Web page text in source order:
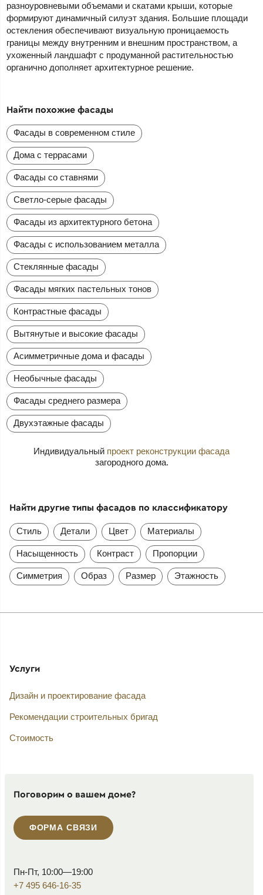
разноуровневыми объемами и скатами крыши, которые
формируют динамичный силуэт здания. Большие площади
остекления обеспечивают визуальную проницаемость
границы между внутренним и внешним пространством, а
ухоженный ландшафт с продуманной растительностью
органично дополняет архитектурное решение.
Найти похожие фасады
Фасады в современном стиле
Дома с террасами
Фасады со ставнями
Светло-серые фасады
Фасады из архитектурного бетона
Фасады с использованием металла
Стеклянные фасады
Фасады мягких пастельных тонов
Контрастные фасады
Вытянутые и высокие фасады
Асимметричные дома и фасады
Необычные фасады
Фасады среднего размера
Двухэтажные фасады
Индивидуальный проект реконструкции фасада
загородного дома.
Найти другие типы фасадов по классификатору
Стиль Детали Цвет Материалы
Насыщенность Контраст Пропорции
Симметрия Образ Размер Этажность
Услуги
Дизайн и проектирование фасада
Рекомендации строительных бригад
Стоимость
Поговорим о вашем доме?
ФОРМА СВЯЗИ
Пн-Пт, 10:00—19:00
+7 495 646-16-35